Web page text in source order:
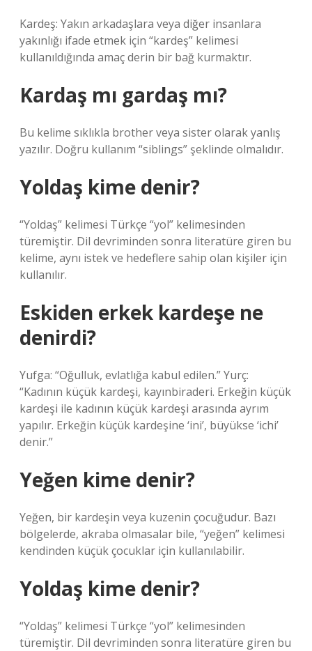
Kardeş: Yakın arkadaşlara veya diğer insanlara
yakınlığı ifade etmek için “kardeş” kelimesi
kullanıldığında amaç derin bir bağ kurmaktır.
Kardaş mı gardaş mı?
Bu kelime sıklıkla brother veya sister olarak yanlış
yazılır. Doğru kullanım “siblings” şeklinde olmalıdır.
Yoldaş kime denir?
“Yoldaş” kelimesi Türkçe “yol” kelimesinden
türemiştir. Dil devriminden sonra literatüre giren bu
kelime, aynı istek ve hedeflere sahip olan kişiler için
kullanılır.
Eskiden erkek kardeşe ne
denirdi?
Yufga: “Oğulluk, evlatlığa kabul edilen.” Yurç:
“Kadının küçük kardeşi, kayınbiraderi. Erkeğin küçük
kardeşi ile kadının küçük kardeşi arasında ayrım
yapılır. Erkeğin küçük kardeşine ‘ini’, büyükse ‘ichi’
denir.”
Yeğen kime denir?
Yeğen, bir kardeşin veya kuzenin çocuğudur. Bazı
bölgelerde, akraba olmasalar bile, “yeğen” kelimesi
kendinden küçük çocuklar için kullanılabilir.
Yoldaş kime denir?
“Yoldaş” kelimesi Türkçe “yol” kelimesinden
türemiştir. Dil devriminden sonra literatüre giren bu